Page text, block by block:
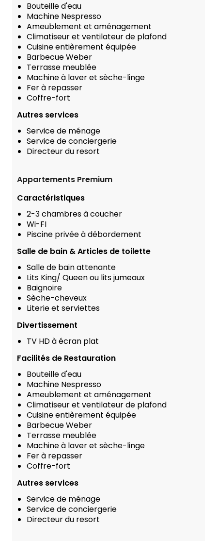
Bouteille d'eau
Machine Nespresso
Ameublement et aménagement
Climatiseur et ventilateur de plafond
Cuisine entièrement équipée
Barbecue Weber
Terrasse meublée
Machine à laver et sèche-linge
Fer à repasser
Coffre-fort
Autres services
Service de ménage
Service de conciergerie
Directeur du resort
Appartements Premium
Caractéristiques
2-3 chambres à coucher
Wi-FI
Piscine privée à débordement
Salle de bain & Articles de toilette
Salle de bain attenante
Lits King/ Queen ou lits jumeaux
Baignoire
Sèche-cheveux
Literie et serviettes
Divertissement
TV HD à écran plat
Facilités de Restauration
Bouteille d'eau
Machine Nespresso
Ameublement et aménagement
Climatiseur et ventilateur de plafond
Cuisine entièrement équipée
Barbecue Weber
Terrasse meublée
Machine à laver et sèche-linge
Fer à repasser
Coffre-fort
Autres services
Service de ménage
Service de conciergerie
Directeur du resort